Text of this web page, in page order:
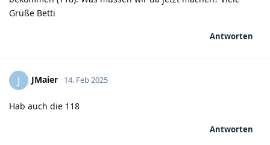
Grüße Betti
Antworten
J JMaier 14. Feb 2025
Hab auch die 118
Antworten